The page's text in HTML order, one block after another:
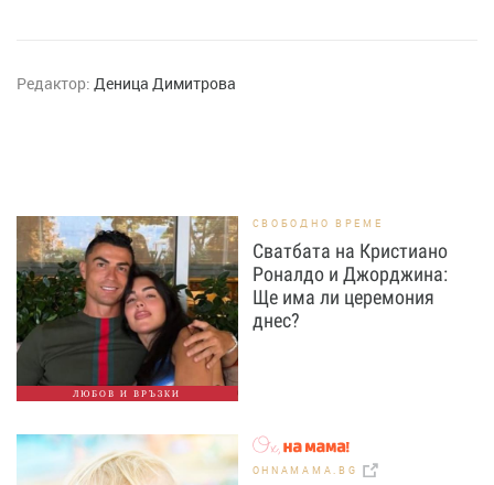
Редактор: Деница Димитрова
ЛЮБОВ И ВРЪЗКИ
СВОБОДНО ВРЕМЕ
Сватбата на Кристиано
Роналдо и Джорджина:
Ще има ли церемония
днес?
OHNAMAMA.BG